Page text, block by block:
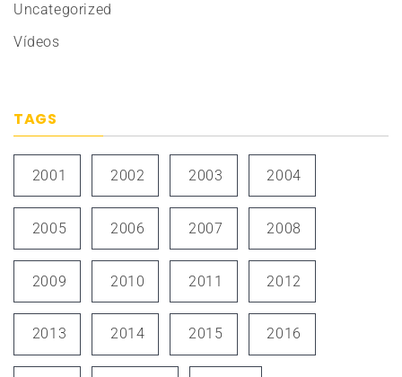
Uncategorized
Vídeos
TAGS
2001 2002 2003 2004
2005 2006 2007 2008
2009 2010 2011 2012
2013 2014 2015 2016